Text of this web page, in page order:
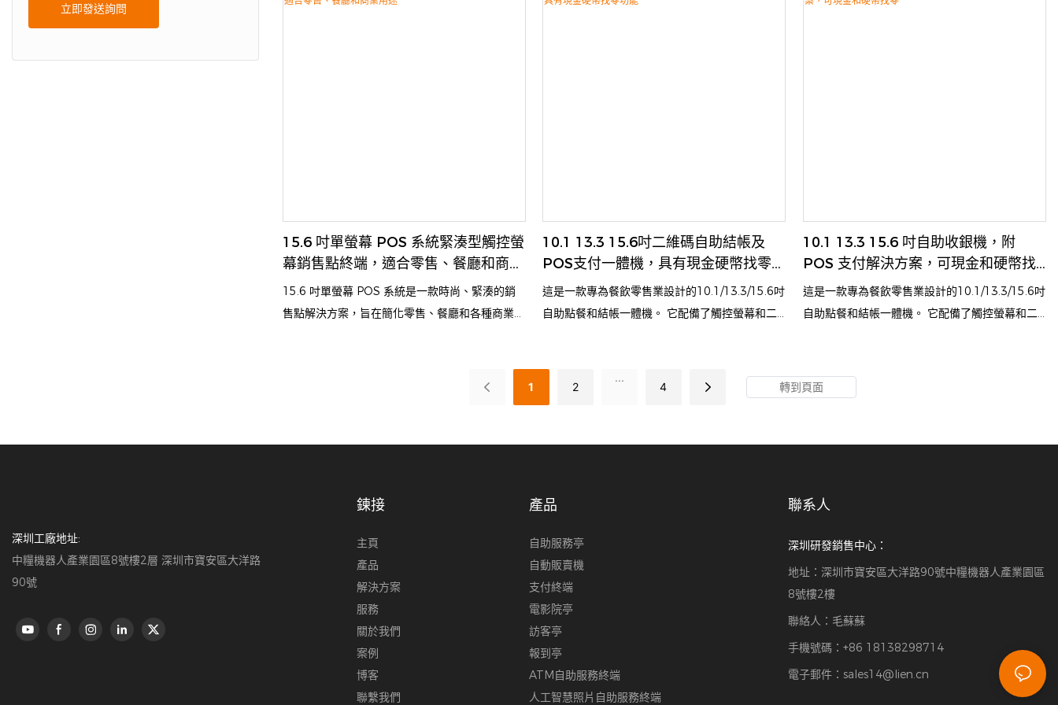
立即發送詢問
15.6 吋單螢幕 POS 系統緊湊型觸控螢
幕銷售點終端，適合零售、餐廳和商業
用途
15.6 吋單螢幕 POS 系統是一款時尚、緊湊的銷
售點解決方案，旨在簡化零售、餐廳和各種商業環
這款 POS 系統具有用戶友好的介面、可靠的性能
和節省空間的設計，非常適合希望在優化櫃檯空間
10.1 13.3 15.6吋二維碼自助結帳及
POS支付一體機，具有現金硬幣找零功
能
這是一款專為餐飲零售業設計的10.1/13.3/15.6吋
自助點餐和結帳一體機。 它配備了觸控螢幕和二
減少排隊時間、提高自動化程度和效率
10.1 13.3 15.6 吋自助收銀機，附
POS 支付解決方案，可現金和硬幣找
零
這是一款專為餐飲零售業設計的10.1/13.3/15.6吋
自助點餐和結帳一體機。 它配備了觸控螢幕和二
減少排隊時間、提高自動化程度和效率
1 2
...
4
深圳工廠地址:
中糧機器人產業園區8號樓2層 深圳市寶安區大洋路
90號
鍊接
主頁
產品
解決方案
服務
關於我們
案例
博客
聯繫我們
產品
自助服務亭
自動販賣機
支付終端
電影院亭
訪客亭
報到亭
ATM自助服務終端
人工智慧照片自助服務終端
聯系人
深圳研發銷售中心：
地址：深圳市寶安區大洋路90號中糧機器人產業園區
8號樓2樓
聯絡人：毛蘇蘇
手機號碼：+86 18138298714
電子郵件： sales14@lien.cn